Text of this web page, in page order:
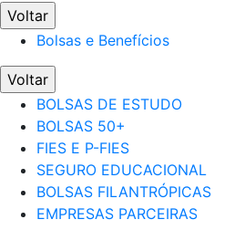
Voltar
Bolsas e Benefícios
Voltar
BOLSAS DE ESTUDO
BOLSAS 50+
FIES E P-FIES
SEGURO EDUCACIONAL
BOLSAS FILANTRÓPICAS
EMPRESAS PARCEIRAS